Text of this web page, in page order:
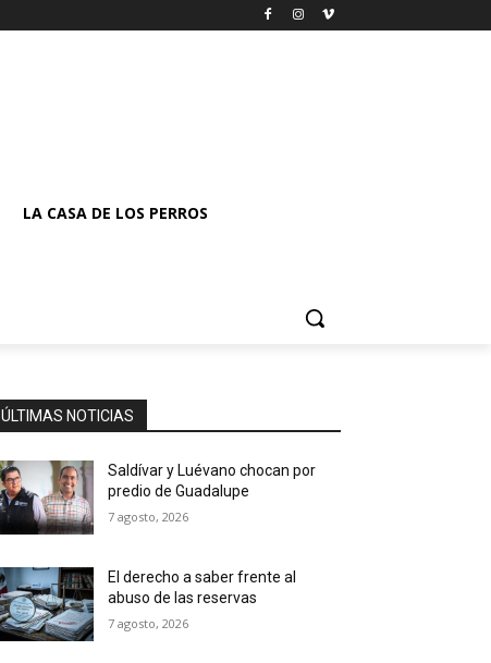
LA CASA DE LOS PERROS
ÚLTIMAS NOTICIAS
Saldívar y Luévano chocan por
predio de Guadalupe
7 agosto, 2026
El derecho a saber frente al
abuso de las reservas
7 agosto, 2026